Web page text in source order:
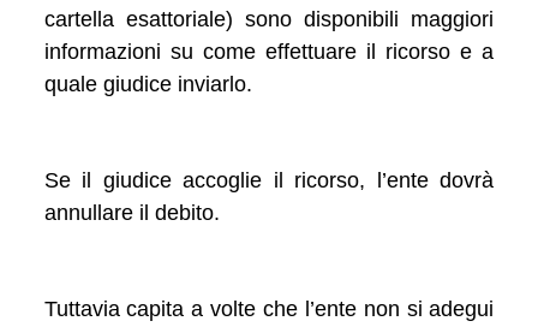
cartella esattoriale) sono disponibili maggiori
informazioni su come effettuare il ricorso e a
quale giudice inviarlo.
Se il giudice accoglie il ricorso, l’ente dovrà
annullare il debito.
Tuttavia capita a volte che l’ente non si adegui